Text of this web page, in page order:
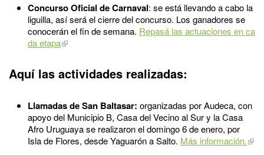
Concurso Oficial de Carnaval: se está llevando a cabo la
liguilla, así será el cierre del concurso. Los ganadores se
conocerán el fin de semana. Repasá las actuaciones en ca
da etapa
Aquí las actividades realizadas:
Llamadas de San Baltasar: organizadas por Audeca, con
apoyo del Municipio B, Casa del Vecino al Sur y la Casa
Afro Uruguaya se realizaron el domingo 6 de enero, por
Isla de Flores, desde Yaguarón a Salto. Más información.